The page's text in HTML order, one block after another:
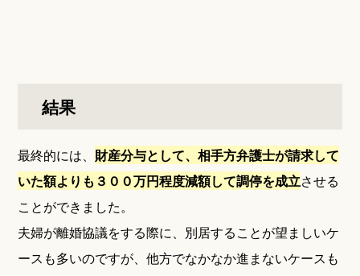
結果
最終的には、 財産分与として、相手方弁護士が請求して
いた額よりも３００万円程度減額して調停を成立させる
ことができました。
夫婦が離婚協議をする際に、別居することが望ましいケ
ースも多いのですが、他方でなかなか進まないケースも